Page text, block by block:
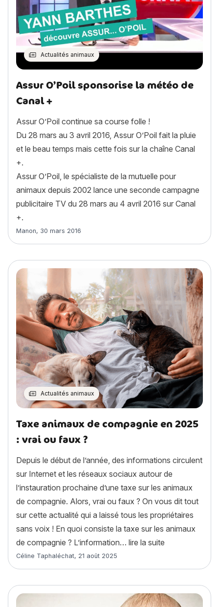
Actualités animaux
Assur O’Poil sponsorise la météo de
Canal +
Assur O’Poil continue sa course folle !
Du 28 mars au 3 avril 2016, Assur O’Poil fait la pluie
et le beau temps mais cette fois sur la chaîne Canal
+.
Assur O’Poil, le spécialiste de la mutuelle pour
animaux depuis 2002 lance une seconde campagne
publicitaire TV du 28 mars au 4 avril 2016 sur Canal
+.
Article rédigé par
Manon, 30 mars 2016
Actualités animaux
Taxe animaux de compagnie en 2025
: vrai ou faux ?
Depuis le début de l’année, des informations circulent
sur Internet et les réseaux sociaux autour de
l’instauration prochaine d’une taxe sur les animaux
de compagnie. Alors, vrai ou faux ? On vous dit tout
sur cette actualité qui a laissé tous les propriétaires
sans voix ! En quoi consiste la taxe sur les animaux
de compagnie ? L’information… lire la suite
Article rédigé par
Céline Taphaléchat, 21 août 2025